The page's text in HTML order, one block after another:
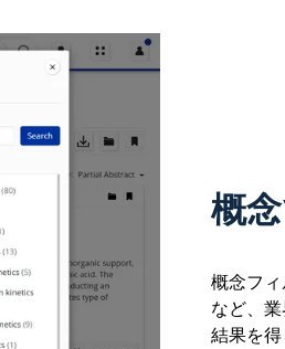
概
概念フ
など、
結果を得